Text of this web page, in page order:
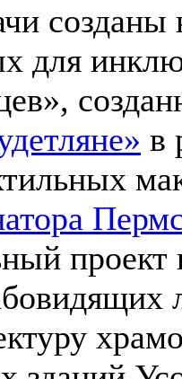
созданы
для
в
проект